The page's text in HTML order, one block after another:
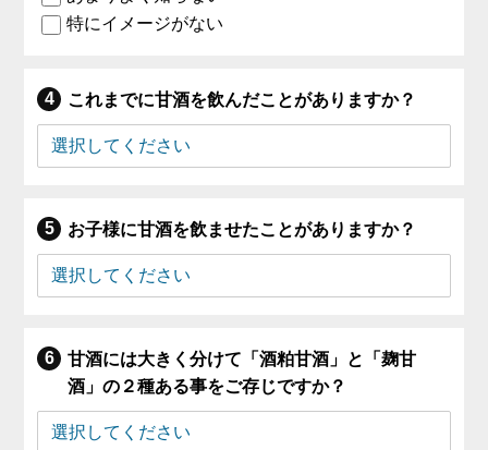
特にイメージがない
これまでに甘酒を飲んだことがありますか？
お子様に甘酒を飲ませたことがありますか？
甘酒には大きく分けて「酒粕甘酒」と「麹甘
酒」の２種ある事をご存じですか？